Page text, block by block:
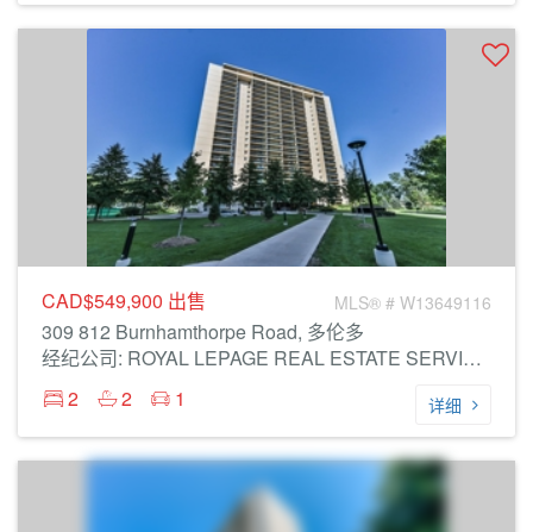
CAD$549,900 出售 MLS® # W13649116
309 812 Burnhamthorpe Road, 多伦多
经纪公司: ROYAL LEPAGE REAL ESTATE SERVICES LTD.
2
2 1 详细